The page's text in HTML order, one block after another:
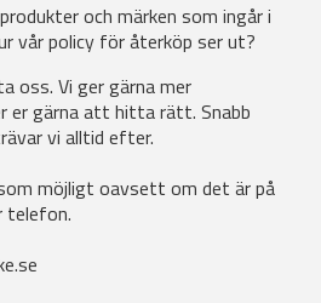
och märken som ingår i
vår policy för återköp ser ut?
oss. Vi ger gärna mer
er gärna att hitta rätt. Snabb
vi alltid efter.
möjligt oavsett om det är på
telefon.